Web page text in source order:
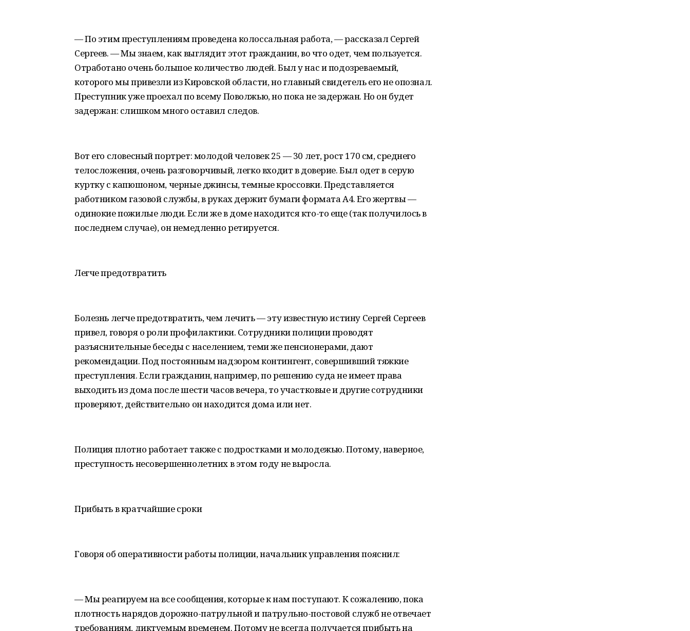
— По этим преступлениям проведена колоссальная работа, — рассказал Сергей
Сергеев. — Мы знаем, как выглядит этот гражданин, во что одет, чем пользуется.
Отработано очень большое количество людей. Был у нас и подозреваемый,
которого мы привезли из Кировской области, но главный свидетель его не опознал.
Преступник уже проехал по всему Поволжью, но пока не задержан. Но он будет
задержан: слишком много оставил следов.
Вот его словесный портрет: молодой человек 25 — 30 лет, рост 170 см, среднего
телосложения, очень разговорчивый, легко входит в доверие. Был одет в серую
куртку с капюшоном, черные джинсы, темные кроссовки. Представляется
работником газовой службы, в руках держит бумаги формата А4. Его жертвы —
одинокие пожилые люди. Если же в доме находится кто-то еще (так получилось в
последнем случае), он немедленно ретируется.
Легче предотвратить
Болезнь легче предотвратить, чем лечить — эту известную истину Сергей Сергеев
привел, говоря о роли профилактики. Сотрудники полиции проводят
разъяснительные беседы с населением, теми же пенсионерами, дают
рекомендации. Под постоянным надзором контингент, совершивший тяжкие
преступления. Если гражданин, например, по решению суда не имеет права
выходить из дома после шести часов вечера, то участковые и другие сотрудники
проверяют, действительно он находится дома или нет.
Полиция плотно работает также с подростками и молодежью. Потому, наверное,
преступность несовершеннолетних в этом году не выросла.
Прибыть в кратчайшие сроки
Говоря об оперативности работы полиции, начальник управления пояснил:
— Мы реагируем на все сообщения, которые к нам поступают. К сожалению, пока
плотность нарядов дорожно-патрульной и патрульно-постовой служб не отвечает
требованиям, диктуемым временем. Потому не всегда получается прибыть на